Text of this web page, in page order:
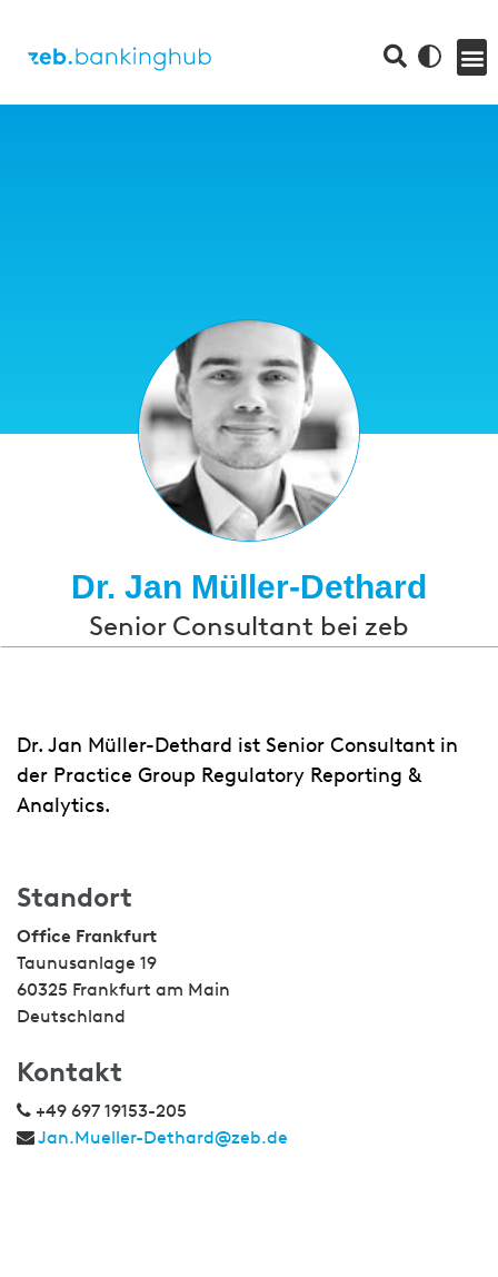
Dr. Jan Müller-Dethard
Senior Consultant bei zeb
Dr. Jan Müller-Dethard ist Senior Consultant in
der Practice Group Regulatory Reporting &
Analytics.
Standort
Office Frankfurt
Taunusanlage 19
60325 Frankfurt am Main
Deutschland
Kontakt
+49 697 19153-205
Jan.Mueller-Dethard@zeb.de